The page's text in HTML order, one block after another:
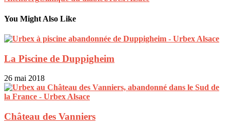
You Might Also Like
La Piscine de Duppigheim
26 mai 2018
Château des Vanniers